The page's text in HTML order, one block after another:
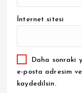
İnternet sitesi
Daha sonraki
e-posta adresim
kaydedilsin.